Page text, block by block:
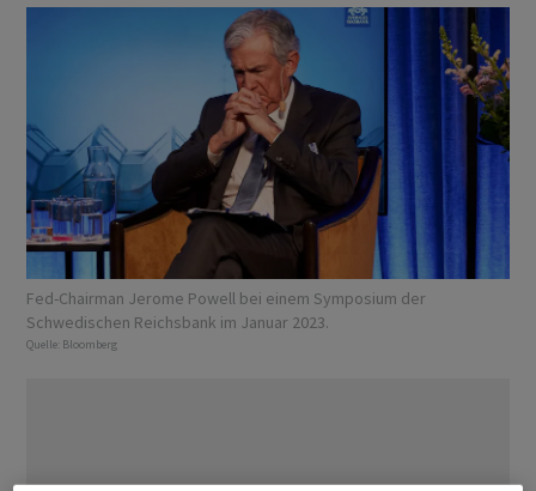
Fed-Chairman Jerome Powell bei einem Symposium der
Schwedischen Reichsbank im Januar 2023.
Quelle: Bloomberg